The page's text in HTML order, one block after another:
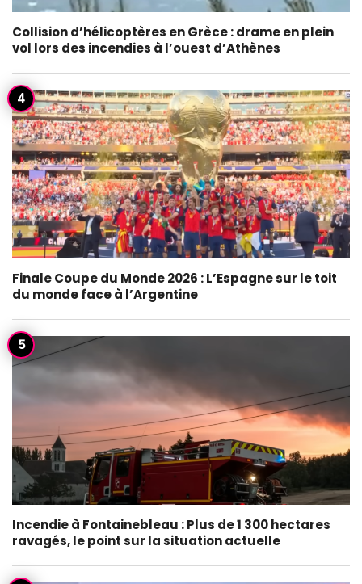
Collision d’hélicoptères en Grèce : drame en plein
vol lors des incendies à l’ouest d’Athènes
Finale Coupe du Monde 2026 : L’Espagne sur le toit
du monde face à l’Argentine
Incendie à Fontainebleau : Plus de 1 300 hectares
ravagés, le point sur la situation actuelle